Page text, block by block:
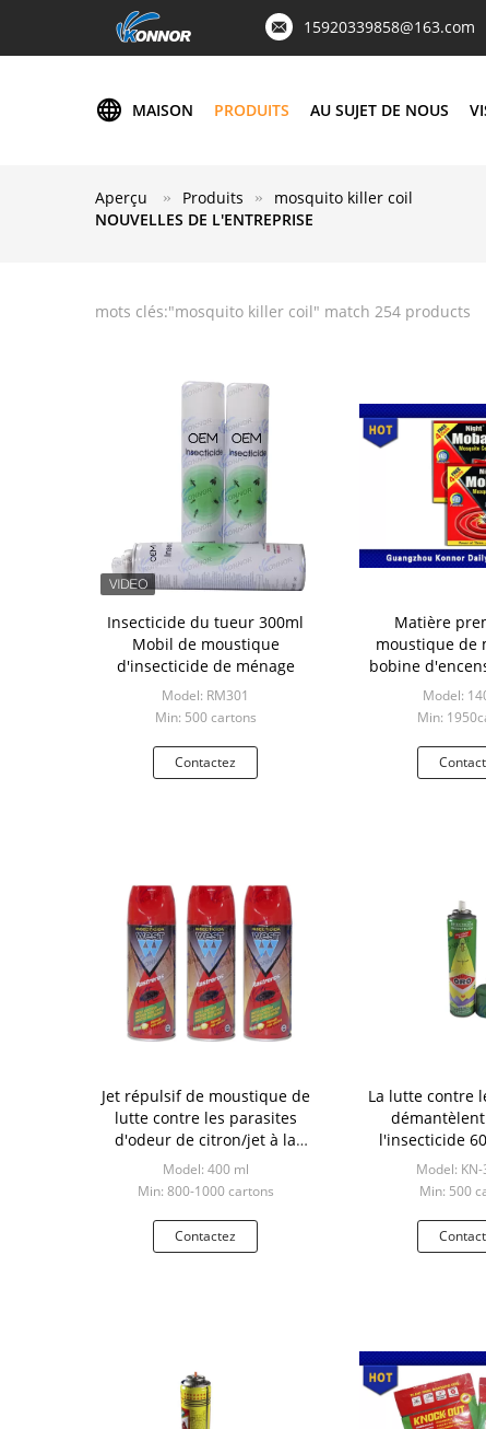
15920339858@163.com
MAISON PRODUITS AU SUJET DE NOUS
NOUVELLES DE L'ENTREPRISE
Aperçu Produits mosquito killer coil
mots clés:"mosquito killer coil" match 254 products
Insecticide du tueur 300ml
Mobil de moustique
d'insecticide de ménage
Model: RM301
Min: 500 cartons
Contactez
Matière
moustique de
bobine
poudre Model:
Min:
Jet répulsif de moustique de
lutte contre les parasites
d'odeur de citron/jet à la
maison d'insecticide
Model: 400 ml
Min: 800-1000 cartons
Contactez
La lutte contre
l'insecticide
organique de
Model:
Min: 500